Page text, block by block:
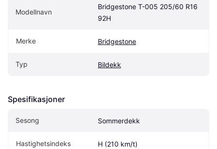
Modellnavn
Bridgestone T-005 205/60 R16
92H
Merke Bridgestone
Typ Bildekk
Spesifikasjoner
Sesong Sommerdekk
Hastighetsindeks H (210 km/t)